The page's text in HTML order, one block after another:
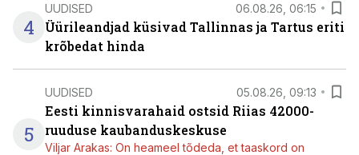
4
UUDISED 06.08.26, 06:15
Üürileandjad küsivad Tallinnas ja Tartus eriti
krõbedat hinda
5
UUDISED 05.08.26, 09:13
Eesti kinnisvarahaid ostsid Riias 42000-
ruuduse kaubanduskeskuse
Viljar Arakas: On heameel tõdeda, et taaskord on